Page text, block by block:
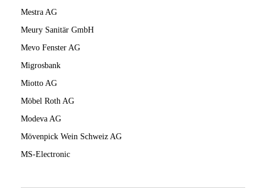
Mestra AG
Meury Sanitär GmbH
Mevo Fenster AG
Migrosbank
Miotto AG
Möbel Roth AG
Modeva AG
Mövenpick Wein Schweiz AG
MS-Electronic